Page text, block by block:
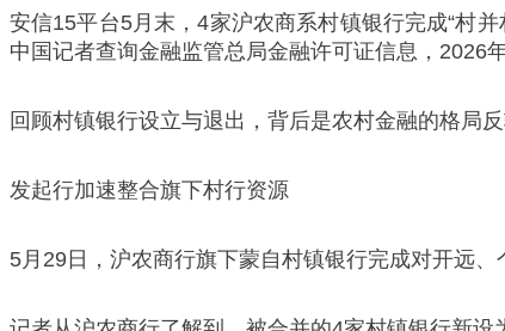
安信15平台5月末，4家沪农商系村镇银行完成“村
中国记者查询金融监管总局金融许可证信息，2026
回顾村镇银行设立与退出，背后是农村金融的格局
发起行加速整合旗下村行资源
5月29日，沪农商行旗下蒙自村镇银行完成对开远